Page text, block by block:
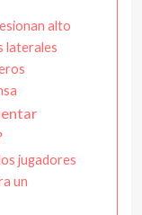
alto
laterales
jugadores
un